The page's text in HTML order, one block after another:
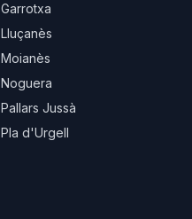
Garrotxa
Lluçanès
Moianès
Noguera
Pallars Jussà
Pla d'Urgell